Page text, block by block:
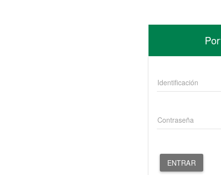
Identificación
Contraseña